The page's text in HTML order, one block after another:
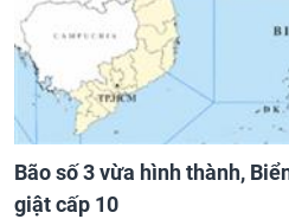
Bão số 3 vừa hình thành,
giật cấp 10